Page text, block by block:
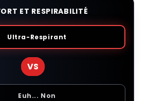
ET RESPIRABILITÉ
Ultra-Respirant
VS
Euh... Non